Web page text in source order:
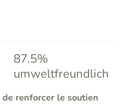
87.5%
umweltfreundlich
renforcer le soutien